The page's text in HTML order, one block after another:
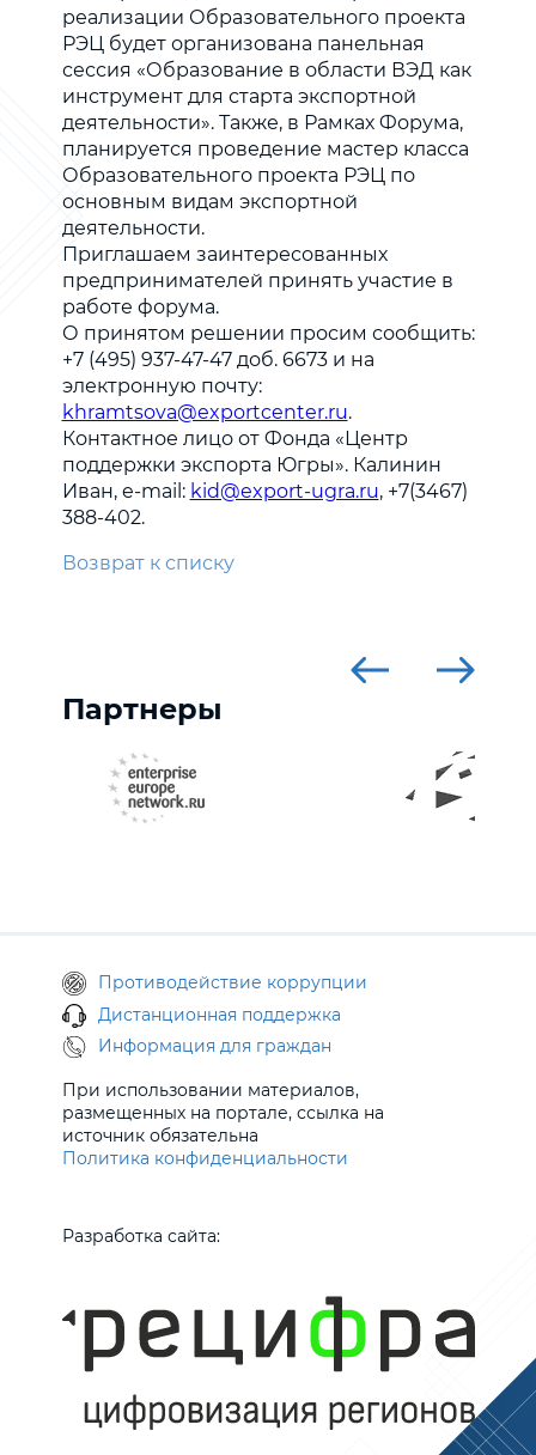
реализации Образовательного проекта
РЭЦ будет организована панельная
сессия «Образование в области ВЭД как
инструмент для старта экспортной
деятельности». Также, в Рамках Форума,
планируется проведение мастер класса
Образовательного проекта РЭЦ по
основным видам экспортной
деятельности.
Приглашаем заинтересованных
предпринимателей принять участие в
работе форума.
О принятом решении просим сообщить:
+7 (495) 937-47-47 доб. 6673 и на
электронную почту:
khramtsova@exportcenter.ru.
Контактное лицо от Фонда «Центр
поддержки экспорта Югры». Калинин
Иван, e-mail: kid@export-ugra.ru, +7(3467)
388-402.
Возврат к списку
Партнеры
Противодействие коррупции
Дистанционная поддержка
Информация для граждан
При использовании материалов,
размещенных на портале, ссылка на
источник обязательна
Политика конфиденциальности
Разработка сайта: